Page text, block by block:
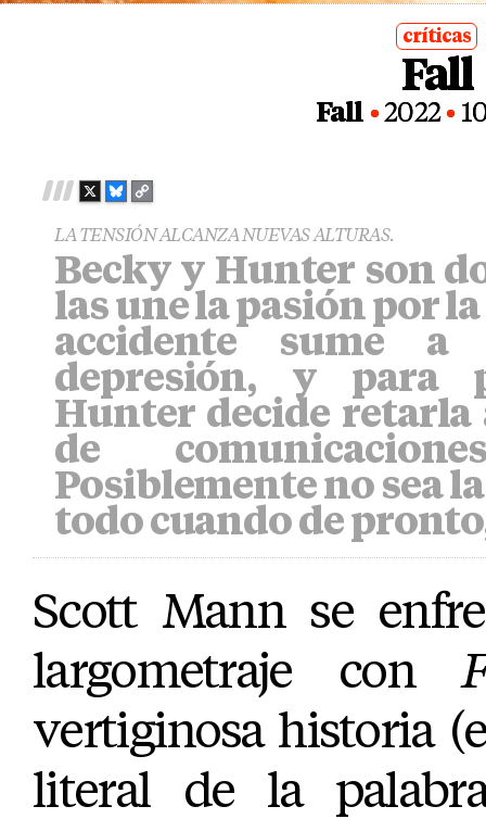
posted
in
críticas
Fall
Fall 2022
X
B
U
E
S
K
Y
C
P
L
I
N
K
LA TENSIÓN ALCANZA NUEVAS ALTURAS.
Becky y Hunter son
las une la pasión por
accidente sume
depresión, y para
Hunter decide
de
Posiblemente no sea
todo cuando de
Scott Mann se
largometraje con
vertiginosa historia
literal de la